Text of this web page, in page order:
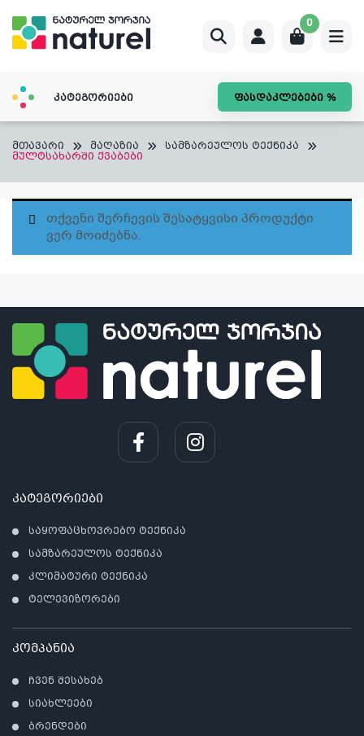
content
0
კატეგორიები ფასდაკლებები %
მთავარი მაღაზია სამზარეულოს ტექნიკა
მულტსახარში ქვაბები
Თქვენი Შერჩევის Შესატყვისი Პროდუქტი
Ვერ Მოიძებნა.
კატეგორიები
საყოფაცხოვრებო ტექნიკა
სამზარეულოს ტექნიკა
კლიმატური ტექნიკა
ტელევიზორები
კომპანია
ჩვენ შესახებ
სიახლეები
ბრენდები